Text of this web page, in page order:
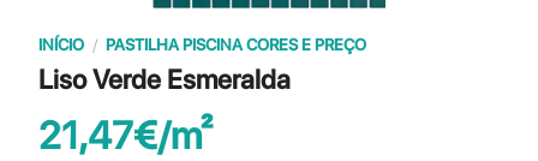
INÍCIO / PASTILHA PISCINA CORES E PREÇO
Liso Verde Esmeralda
21,47€